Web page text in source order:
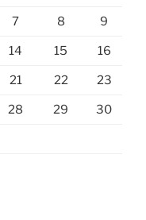
7 8 9
14 15 16
21 22 23
28 29 30